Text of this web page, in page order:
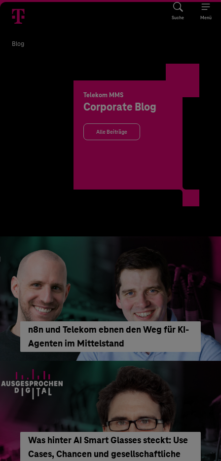
Suche Menü
Blog
Telekom MMS
Corporate Blog
Alle Beiträge
n8n und Telekom ebnen den Weg für KI-
Agenten im Mittelstand
Was hinter AI Smart Glasses steckt: Use
Cases, Chancen und gesellschaftliche